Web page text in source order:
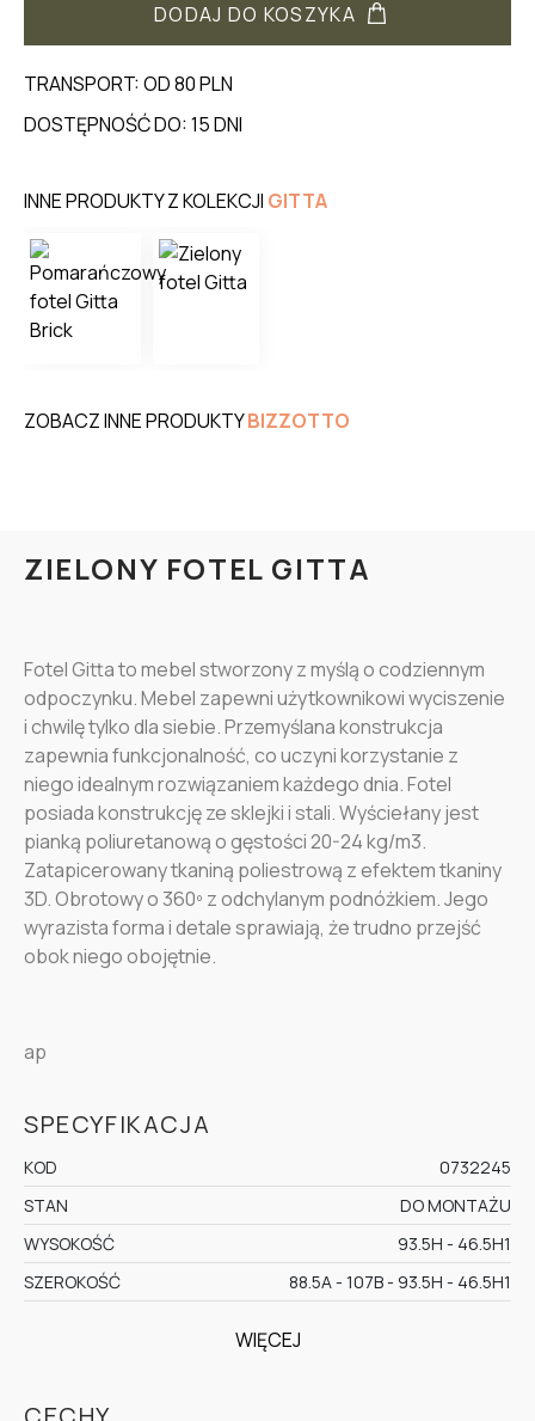
DODAJ DO KOSZYKA
TRANSPORT: OD 80 PLN
DOSTĘPNOŚĆ DO: 15 DNI
INNE PRODUKTY Z KOLEKCJI GITTA
ZOBACZ INNE PRODUKTYBIZZOTTO
ZIELONY FOTEL GITTA
Fotel Gitta to mebel stworzony z myślą o codziennym
odpoczynku. Mebel zapewni użytkownikowi wyciszenie
i chwilę tylko dla siebie. Przemyślana konstrukcja
zapewnia funkcjonalność, co uczyni korzystanie z
niego idealnym rozwiązaniem każdego dnia. Fotel
posiada konstrukcję ze sklejki i stali. Wyściełany jest
pianką poliuretanową o gęstości 20-24 kg/m3.
Zatapicerowany tkaniną poliestrową z efektem tkaniny
3D. Obrotowy o 360º z odchylanym podnóżkiem.Jego
wyrazista forma i detale sprawiają, że trudno przejść
obok niego obojętnie.
ap
SPECYFIKACJA
KOD
0732245
STAN
DO MONTAŻU
WYSOKOŚĆ
93.5H - 46.5H1
SZEROKOŚĆ
88.5A - 107B - 93.5H - 46.5H1
WIĘCEJ